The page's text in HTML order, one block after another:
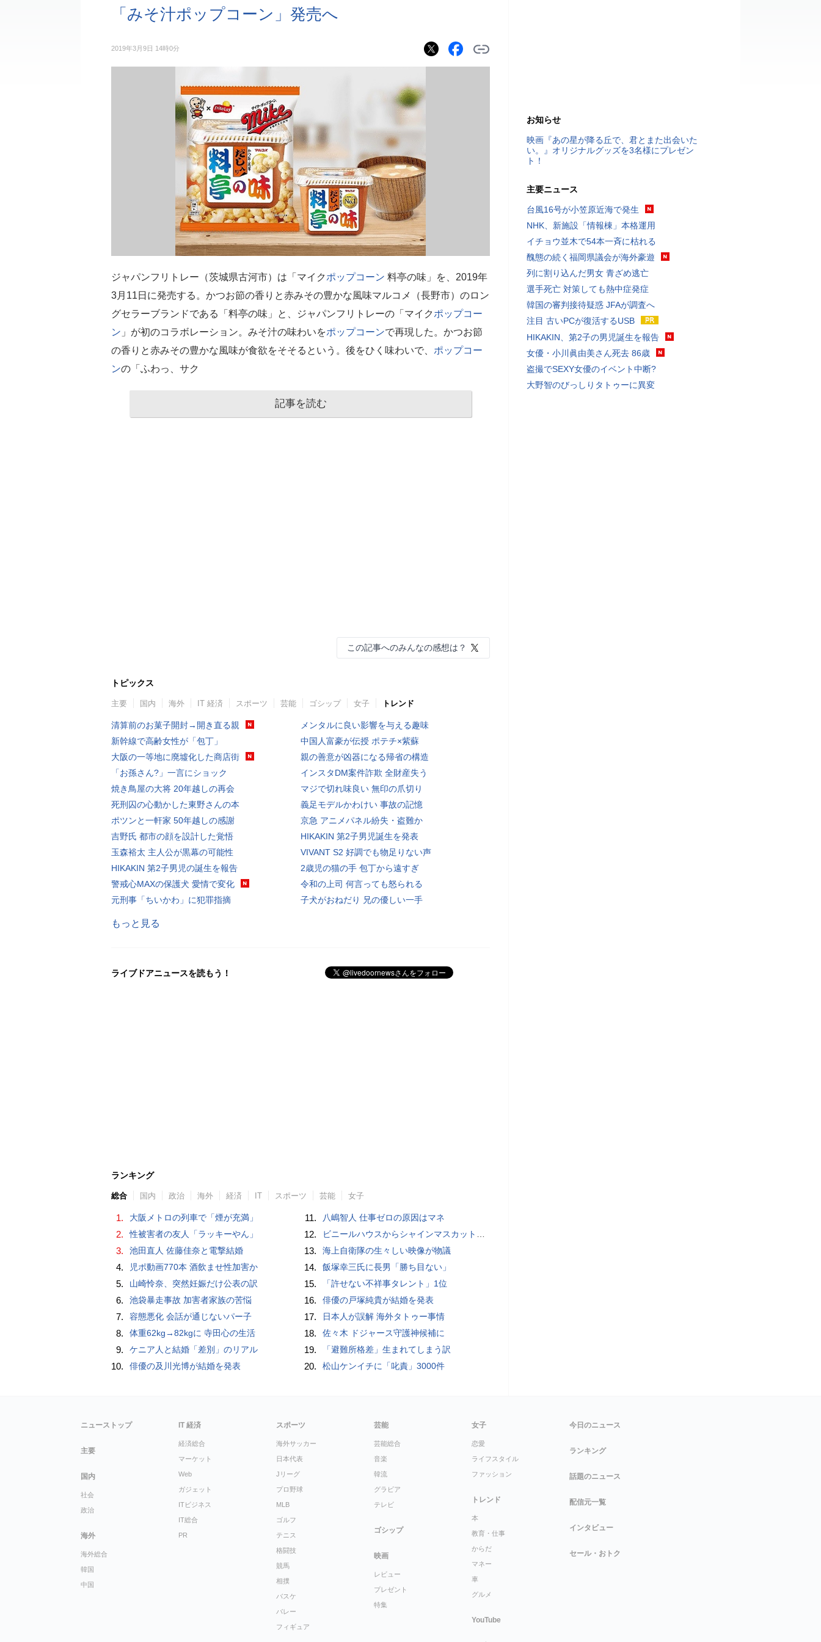
「みそ汁ポップコーン」発売へ
2019年3月9日 14時0分
ジャパンフリトレー（茨城県古河市）は「マイク ポップコーン 料亭の味」を、2019年
3月11日に発売する。かつお節の香りと赤みその豊かな風味マルコメ（長野市）のロン
グセラーブランドである「料亭の味」と、ジャパンフリトレーの「マイク ポップコー
ン 」が初のコラボレーション。みそ汁の味わいをポップコーンで再現した。かつお節
の香りと赤みその豊かな風味が食欲をそそるという。後をひく味わいで、 ポップコー
ンの「ふわっ、サク
記事を読む
この記事へのみんなの感想は？
トピックス
主要 国内 海外 IT 経済 スポーツ 芸能 ゴシップ 女子 トレンド
清算前のお菓子開封→開き直る親
新幹線で高齢女性が「包丁」
大阪の一等地に廃墟化した商店街
「お孫さん?」一言にショック
焼き鳥屋の大将 20年越しの再会
死刑囚の心動かした東野さんの本
ポツンと一軒家 50年越しの感謝
吉野氏 都市の顔を設計した覚悟
玉森裕太 主人公が黒幕の可能性
HIKAKIN 第2子男児の誕生を報告
警戒心MAXの保護犬 愛情で変化
元刑事「ちいかわ」に犯罪指摘
メンタルに良い影響を与える趣味
中国人富豪が伝授 ポテチ×紫蘇
親の善意が凶器になる帰省の構造
インスタDM案件詐欺 全財産失う
マジで切れ味良い 無印の爪切り
義足モデルかわけい 事故の記憶
京急 アニメパネル紛失・盗難か
HIKAKIN 第2子男児誕生を発表
VIVANT S2 好調でも物足りない声
2歳児の猫の手 包丁から遠すぎ
令和の上司 何言っても怒られる
子犬がおねだり 兄の優しい一手
もっと見る
ライブドアニュースを読もう！
ランキング
総合 国内 政治 海外 経済 IT スポーツ 芸能 女子
1. 大阪メトロの列車で「煙が充満」
2. 性被害者の友人「ラッキーやん」
3. 池田直人 佐藤佳奈と電撃結婚
4. 児ポ動画770本 酒飲ませ性加害か
5. 山崎怜奈、突然妊娠だけ公表の訳
6. 池袋暴走事故 加害者家族の苦悩
7. 容態悪化 会話が通じないパー子
8. 体重62kg→82kgに 寺田心の生活
9. ケニア人と結婚「差別」のリアル
10. 俳優の及川光博が結婚を発表
11. 八嶋智人 仕事ゼロの原因はマネ
12. ビニールハウスからシャインマスカット約200房を盗んだ疑い ネットで販売か 無職の男（42）逮捕 岡山県警
13. 海上自衛隊の生々しい映像が物議
14. 飯塚幸三氏に長男「勝ち目ない」
15. 「許せない不祥事タレント」1位
16. 俳優の戸塚純貴が結婚を発表
17. 日本人が誤解 海外タトゥー事情
18. 佐々木 ドジャース守護神候補に
19. 「避難所格差」生まれてしまう訳
20. 松山ケンイチに「叱責」3000件
お知らせ
映画『あの星が降る丘で、君とまた出会いた
い。』オリジナルグッズを3名様にプレゼン
ト！
主要ニュース
台風16号が小笠原近海で発生
NHK、新施設「情報棟」本格運用
イチョウ並木で54本一斉に枯れる
醜態の続く福岡県議会が海外豪遊
列に割り込んだ男女 青ざめ逃亡
選手死亡 対策しても熱中症発症
韓国の審判接待疑惑 JFAが調査へ
注目 古いPCが復活するUSB
HIKAKIN、第2子の男児誕生を報告
女優・小川眞由美さん死去 86歳
盗撮でSEXY女優のイベント中断?
大野智のびっしりタトゥーに異変
ニューストップ
主要
国内
社会
政治
海外
海外総合
韓国
中国
IT 経済
経済総合
マーケット
Web
ガジェット
ITビジネス
IT総合
PR
スポーツ
海外サッカー
日本代表
Jリーグ
プロ野球
MLB
ゴルフ
テニス
格闘技
競馬
相撲
バスケ
バレー
フィギュア
芸能
芸能総合
音楽
韓流
グラビア
テレビ
ゴシップ
映画
レビュー
プレゼント
特集
女子
恋愛
ライフスタイル
ファッション
トレンド
本
教育・仕事
からだ
マネー
車
グルメ
YouTube
今日のニュース
ランキング
話題のニュース
配信元一覧
インタビュー
セール・おトク